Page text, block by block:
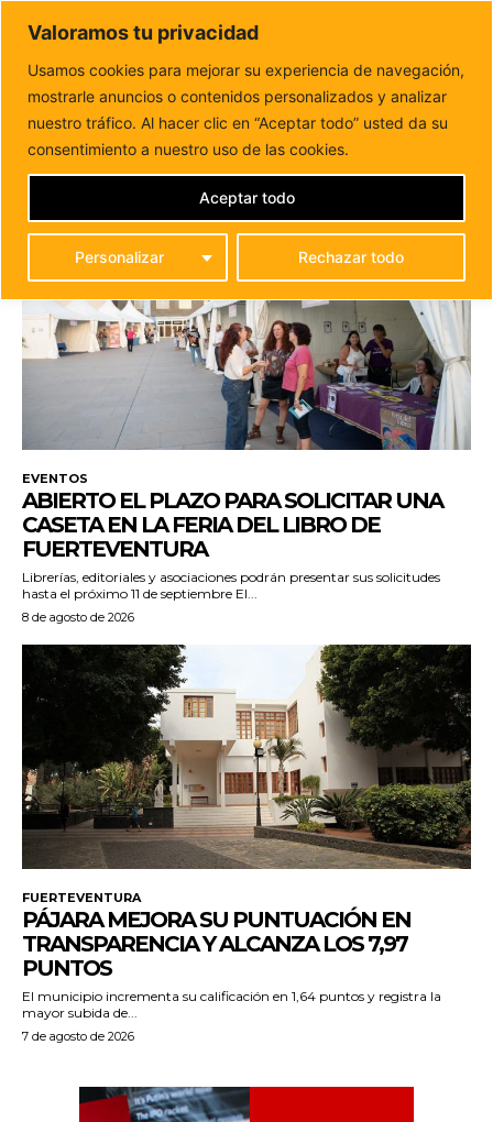
Valoramos tu privacidad
Usamos cookies para mejorar su experiencia de navegación,
mostrarle anuncios o contenidos personalizados y analizar
nuestro tráfico. Al hacer clic en “Aceptar todo” usted da su
consentimiento a nuestro uso de las cookies.
Personalizar Rechazar todo
Aceptar todo
DUNAS FM
Tu informacion de forma cercana
Inicio 2024 Junio
ARCHIVOS MENSUALES:
JUNIO, 2024
EVENTOS
ABIERTO EL PLAZO PARA SOLICITAR UNA
CASETA EN LA FERIA DEL LIBRO DE
FUERTEVENTURA
Librerías, editoriales y asociaciones podrán presentar sus solicitudes
hasta el próximo 11 de septiembre El...
8 de agosto de 2026
FUERTEVENTURA
PÁJARA MEJORA SU PUNTUACIÓN EN
TRANSPARENCIA Y ALCANZA LOS 7,97
PUNTOS
El municipio incrementa su calificación en 1,64 puntos y registra la
mayor subida de...
7 de agosto de 2026